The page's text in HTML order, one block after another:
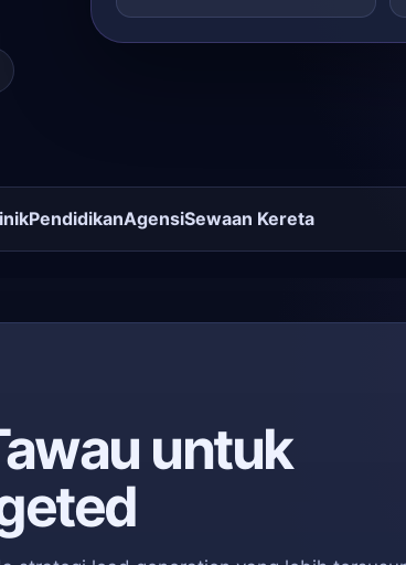
PendidikanAgensiSewaan Kereta
untuk